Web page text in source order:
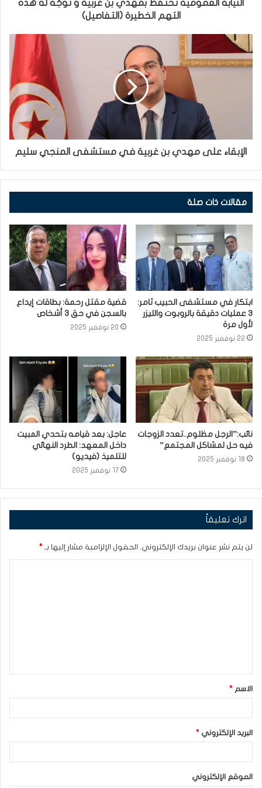
النيابة العمومية تحتفظ بمهدي بن غربية و توجّه له هذه
التهم الخطيرة (التفاصيل)
الإبقاء على مهدي بن غربية في مستشفى المنجي سليم
مقالات ذات صلة
ابتكار في مستشفى الحبيب ثامر:
3 عمليات دقيقة بالروبوت والليزر
لأول مرة
22 نوفمبر 2025
قضية مقتل رحمة: بطاقات إيداع
بالسجن في حق 3 أشخاص
20 نوفمبر 2025
نائب:”الرجل مظلوم..تعدد الزوجات
فيه حل لمشاكل المجتمع”
18 نوفمبر 2025
عاجل: بعد قيامه بتحدي المبيت
داخل المعهد: الطرد النهائي
للتلميذ (فيديو)
17 نوفمبر 2025
اترك تعليقاً
لن يتم نشر عنوان بريدك الإلكتروني. الحقول الإلزامية مشار إليها بـ *
ق
*
الاسم *
البريد الإلكتروني *
الموقع الإلكتروني